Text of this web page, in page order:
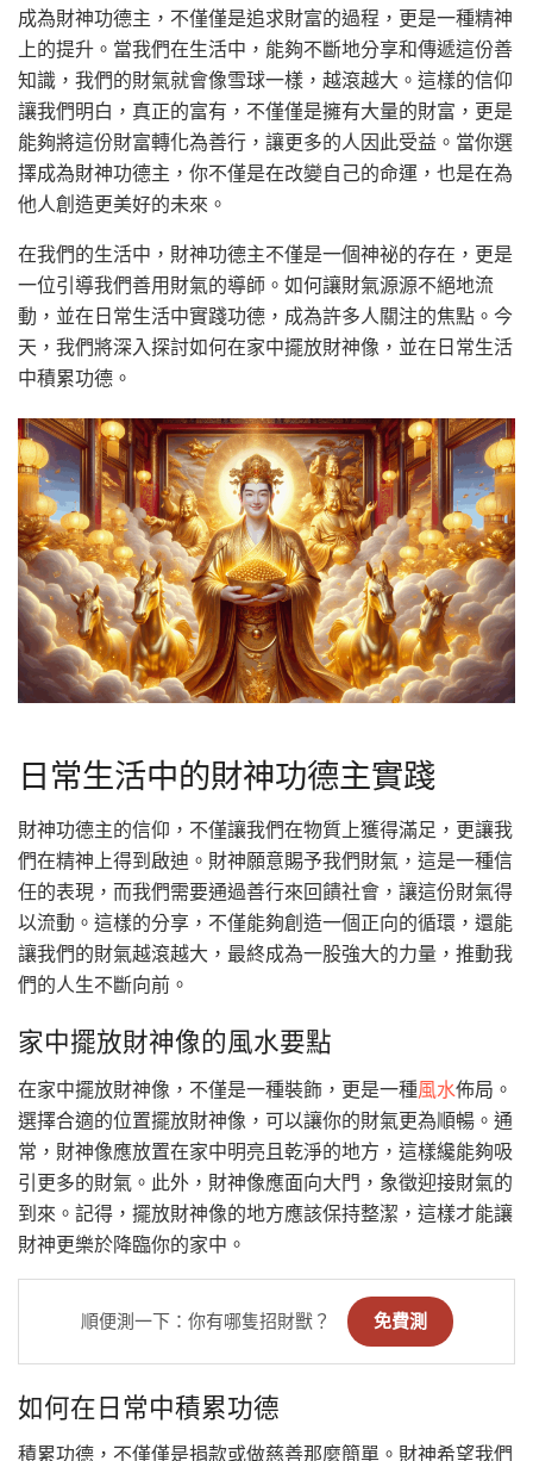
成為財神功德主，不僅僅是追求財富的過程，更是一種精神
上的提升。當我們在生活中，能夠不斷地分享和傳遞這份善
知識，我們的財氣就會像雪球一樣，越滾越大。這樣的信仰
讓我們明白，真正的富有，不僅僅是擁有大量的財富，更是
能夠將這份財富轉化為善行，讓更多的人因此受益。當你選
擇成為財神功德主，你不僅是在改變自己的命運，也是在為
他人創造更美好的未來。
在我們的生活中，財神功德主不僅是一個神祕的存在，更是
一位引導我們善用財氣的導師。如何讓財氣源源不絕地流
動，並在日常生活中實踐功德，成為許多人關注的焦點。今
天，我們將深入探討如何在家中擺放財神像，並在日常生活
中積累功德。
日常生活中的財神功德主實踐
財神功德主的信仰，不僅讓我們在物質上獲得滿足，更讓我
們在精神上得到啟迪。財神願意賜予我們財氣，這是一種信
任的表現，而我們需要通過善行來回饋社會，讓這份財氣得
以流動。這樣的分享，不僅能夠創造一個正向的循環，還能
讓我們的財氣越滾越大，最終成為一股強大的力量，推動我
們的人生不斷向前。
家中擺放財神像的風水要點
在家中擺放財神像，不僅是一種裝飾，更是一種風水佈局。
選擇合適的位置擺放財神像，可以讓你的財氣更為順暢。通
常，財神像應放置在家中明亮且乾淨的地方，這樣纔能夠吸
引更多的財氣。此外，財神像應面向大門，象徵迎接財氣的
到來。記得，擺放財神像的地方應該保持整潔，這樣才能讓
財神更樂於降臨你的家中。
順便測一下：你有哪隻招財獸？ 免費測
如何在日常中積累功德
積累功德，不僅僅是捐款或做慈善那麼簡單。財神希望我們